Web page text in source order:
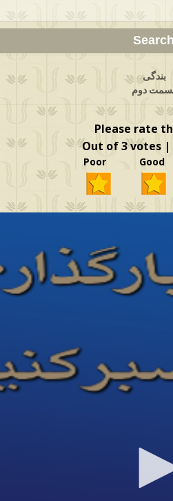
بندگی
دوم
Please rate
Out of 3 votes |
Poor